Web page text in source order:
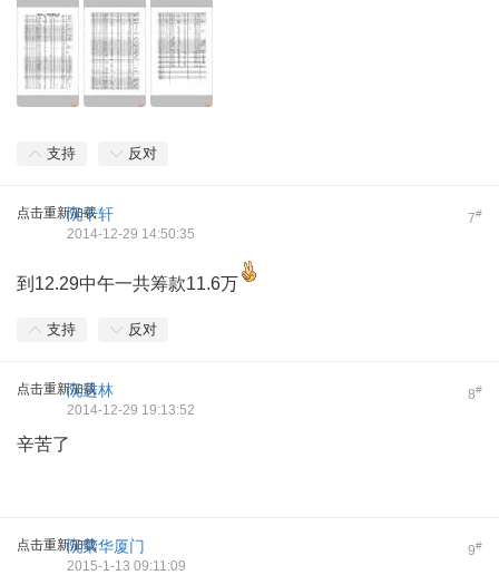
支持 反对
点击重新加载 7#
阮干轩
2014-12-29 14:50:35
到12.29中午一共筹款11.6万
支持 反对
点击重新加载 8#
阮进林
2014-12-29 19:13:52
辛苦了
点击重新加载 9#
阮荣华厦门
2015-1-13 09:11:09